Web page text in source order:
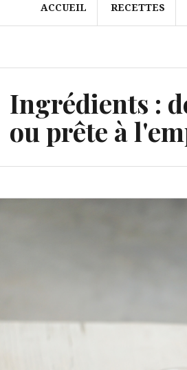
ACCUEIL RECETTES
Ingrédients :
ou prête à